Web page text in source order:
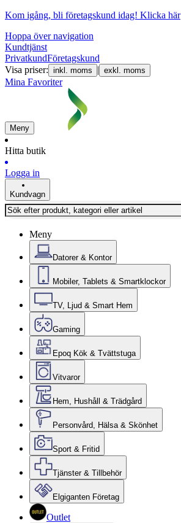
Kom igång, bli företagskund idag! Klicka här
Hoppa över navigation
Kundtjänst
PrivatkundFöretagskund
Visa priser: inkl. moms | exkl. moms
Mina Favoriter
Meny
Hitta butik
Logga in
Kundvagn
Meny
Datorer & Kontor
Mobiler, Tablets & Smartklockor
TV, Ljud & Smart Hem
Gaming
Epoq Kök & Tvättstuga
Vitvaror
Hem, Hushåll & Trädgård
Personvård, Hälsa & Skönhet
Sport & Fritid
Tjänster & Tillbehör
Elgiganten Företag
Outlet